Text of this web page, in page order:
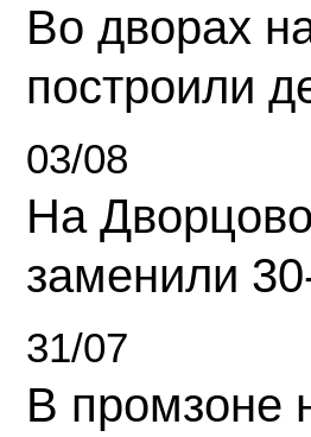
Во дворах
построили
03/08
На
заменили
31/07
В промзоне